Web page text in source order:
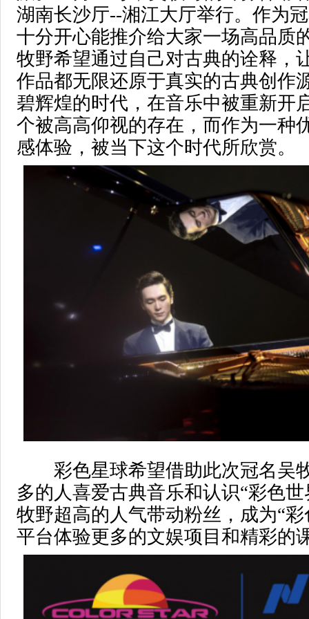
湖南长沙厅--湘江大厅举行。作为
十分开心能推介给大家一场高品质
牧野希望通过自己对古典的诠释，
作品都无限还原于真实的古典创作
碧辉煌的时代，在音乐中被重新开
个被高高仰视的存在，而作为一种
感体验，被当下这个时代所欣赏。
彩色星球希望借助此次冠名吴
多的人喜爱古典音乐和认识“彩色
牧野超高的人气带动粉丝，成为“
平台体验更多的文娱项目和精彩的